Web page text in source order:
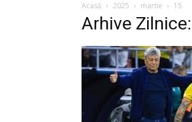
Acasă 2025 martie 15
Arhive